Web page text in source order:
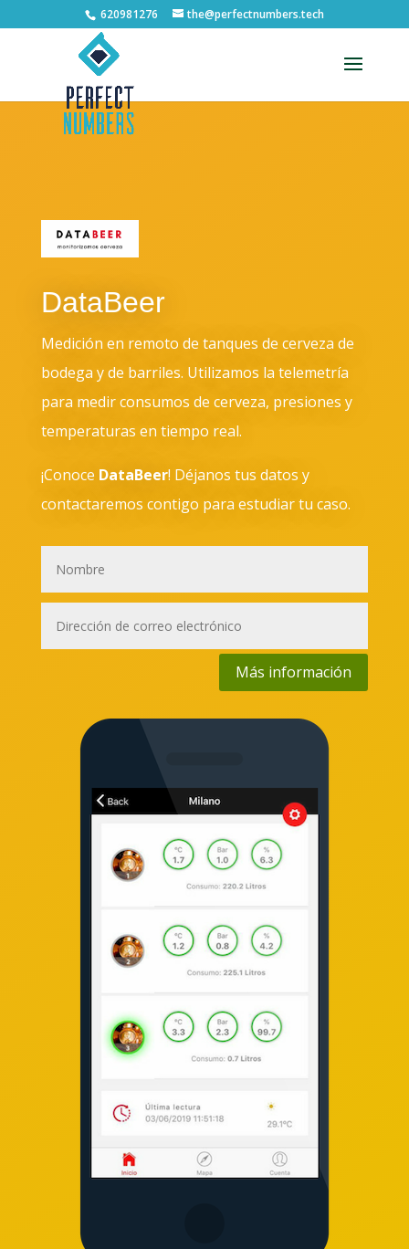
Abrir barra de herramientas
620981276 the@perfectnumbers.tech
DataBeer
Medición en remoto de tanques de cerveza de
bodega y de barriles. Utilizamos la telemetría
para medir consumos de cerveza, presiones y
temperaturas en tiempo real.
¡Conoce DataBeer! Déjanos tus datos y
contactaremos contigo para estudiar tu caso.
Más información